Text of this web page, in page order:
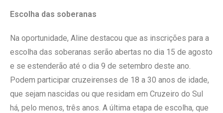
Escolha das soberanas
Na oportunidade, Aline destacou que as inscrições para a
escolha das soberanas serão abertas no dia 15 de agosto
e se estenderão até o dia 9 de setembro deste ano.
Podem participar cruzeirenses de 18 a 30 anos de idade,
que sejam nascidas ou que residam em Cruzeiro do Sul
há, pelo menos, três anos. A última etapa de escolha, que